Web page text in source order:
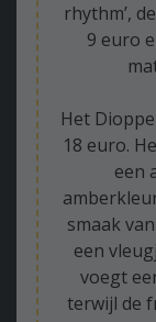
rhythm’,
9 euro
Het
18 euro.
een
smaak
een
voegt
terwijl de